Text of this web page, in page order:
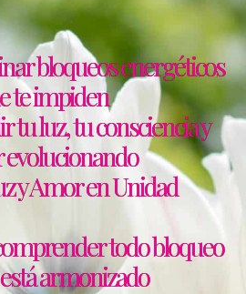
bloqueos energéticos
te impiden
tu luz, tu consciencia y
y Amor en Unidad
todo bloqueo
armonizado